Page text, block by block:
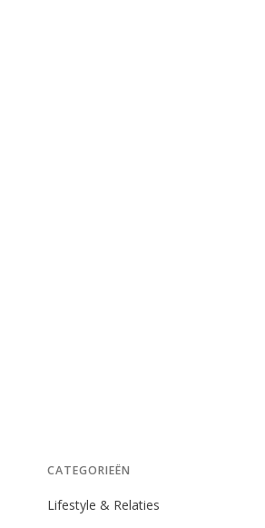
CATEGORIEËN
Lifestyle & Relaties